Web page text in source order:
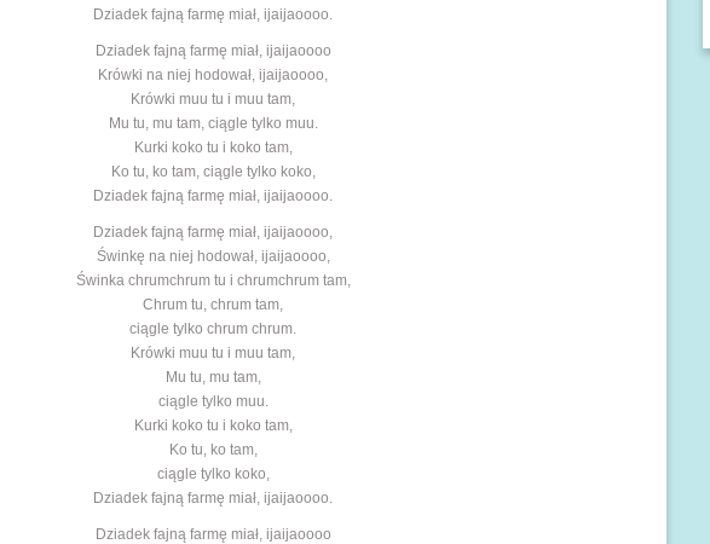
Dziadek fajną farmę miał, ijaijaoooo.
Dziadek fajną farmę miał, ijaijaoooo
Krówki na niej hodował, ijaijaoooo,
Krówki muu tu i muu tam,
Mu tu, mu tam, ciągle tylko muu.
Kurki koko tu i koko tam,
Ko tu, ko tam, ciągle tylko koko,
Dziadek fajną farmę miał, ijaijaoooo.
Dziadek fajną farmę miał, ijaijaoooo,
Świnkę na niej hodował, ijaijaoooo,
Świnka chrumchrum tu i chrumchrum tam,
Chrum tu, chrum tam,
ciągle tylko chrum chrum.
Krówki muu tu i muu tam,
Mu tu, mu tam,
ciągle tylko muu.
Kurki koko tu i koko tam,
Ko tu, ko tam,
ciągle tylko koko,
Dziadek fajną farmę miał, ijaijaoooo.
Dziadek fajną farmę miał, ijaijaoooo